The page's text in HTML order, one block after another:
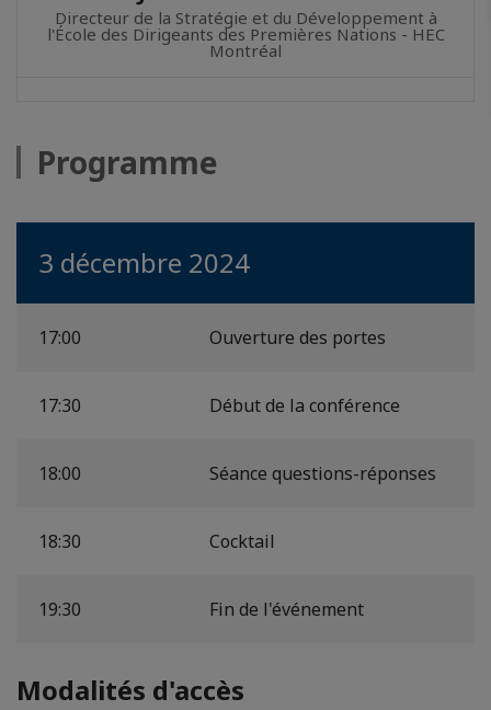
Directeur de la Stratégie et du Développement à
l'École des Dirigeants des Premières Nations - HEC
Montréal
Programme
3 décembre 2024
17:00 Ouverture des portes
17:30 Début de la conférence
18:00 Séance questions-réponses
18:30 Cocktail
19:30 Fin de l'événement
Modalités d'accès